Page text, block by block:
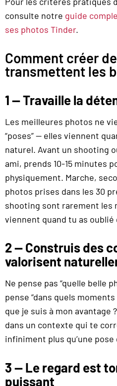
consulte notre guide
ses photos Tinder.
Comment créer
transmettent les
1 — Travaille la
Les meilleures photos ne
“poses” — elles viennent
naturel. Avant un shooting
ami, prends 10-15 minutes
physiquement. Marche,
photos prises dans les 30
shooting sont rarement les
viennent quand tu as
2 — Construis des
valorisent
Ne pense pas “quelle belle
pense “dans quels
que je suis à mon avantage
dans un contexte qui te
infiniment plus qu’une
3 — Le regard est
puissant